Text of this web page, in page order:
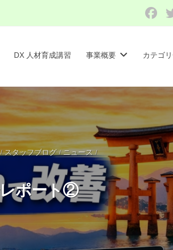
DX 人材育成講習​ 事業概要 カテゴ
/ スタッフブログ / ニュース /
レポート②